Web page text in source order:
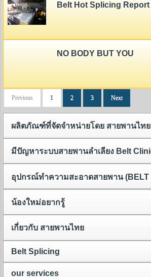
Belt Hot Splicing Report
NO BODY BUT YOU
Previous 1 2 3 Next
ผลิตภัณฑ์ที่จัดจำหน่ายโดย สายพานไทย
น้องใหม่อยากรู้
เกี่ยวกับ สายพานไทย
Belt Splicing
our services